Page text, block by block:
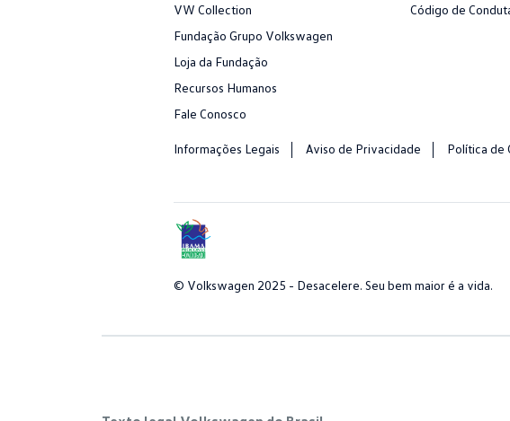
VW Collection
Fundação Grupo Volkswagen
Loja da Fundação
Recursos Humanos
Fale Conosco
Código de
Informações Legais Aviso de Privacidade Política de
© Volkswagen 2025 - Desacelere. Seu bem maior é a vida.